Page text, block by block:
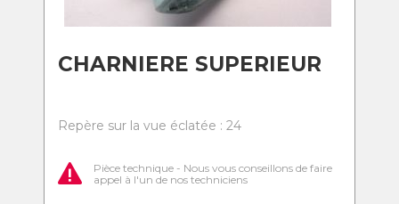
CHARNIERE SUPERIEUR
Repère sur la vue éclatée : 24
Pièce technique - Nous vous conseillons de faire
appel à l'un de nos techniciens